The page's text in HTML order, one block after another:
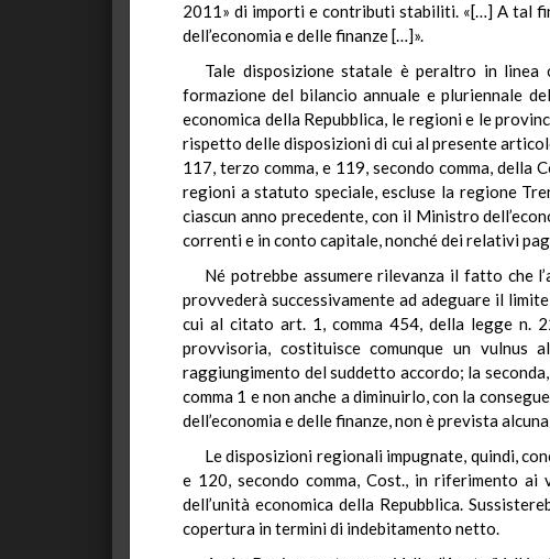
2011» di importi e contributi stabiliti. «[…] A tal
dell’economia e delle finanze […]».
Tale disposizione statale è peraltro in
formazione del bilancio annuale e pluriennale
economica della Repubblica, le regioni e le
rispetto delle disposizioni di cui al presente
117, terzo comma, e 119, secondo comma,
regioni a statuto speciale, escluse la regione
ciascun anno precedente, con il Ministro
correnti e in conto capitale, nonché dei relativi
Né potrebbe assumere rilevanza il fatto che
provvederà successivamente ad adeguare il
cui al citato art. 1, comma 454, della legge n.
provvisoria, costituisce comunque un
raggiungimento del suddetto accordo; la
comma 1 e non anche a diminuirlo, con la
dell’economia e delle finanze, non è prevista
Le disposizioni regionali impugnate, quindi,
e 120, secondo comma, Cost., in riferimento
dell’unità economica della Repubblica.
copertura in termini di indebitamento netto.